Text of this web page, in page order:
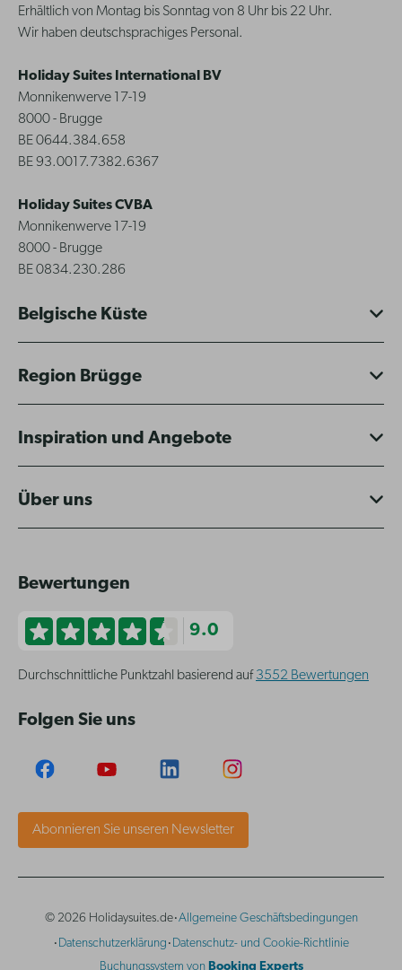
Erhältlich von Montag bis Sonntag von 8 Uhr bis 22 Uhr.
Wir haben deutschsprachiges Personal.
Holiday Suites International BV
Monnikenwerve 17-19
8000 - Brugge
BE 0644.384.658
BE 93.0017.7382.6367
Holiday Suites CVBA
Monnikenwerve 17-19
8000 - Brugge
BE 0834.230.286
Belgische Küste
Region Brügge
Inspiration und Angebote
Über uns
Bewertungen
9.0
Durchschnittliche Punktzahl basierend auf 3552 Bewertungen
Folgen Sie uns
Abonnieren Sie unseren Newsletter
© 2026 Holidaysuites.de·Allgemeine Geschäftsbedingungen
· Datenschutzerklärung · Datenschutz- und Cookie-Richtlinie
Buchungssystem von Booking Experts